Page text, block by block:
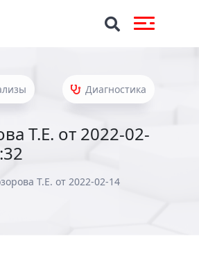
Диагностика
Т.Е. от 2022-02-
Т.Е. от 2022-02-14